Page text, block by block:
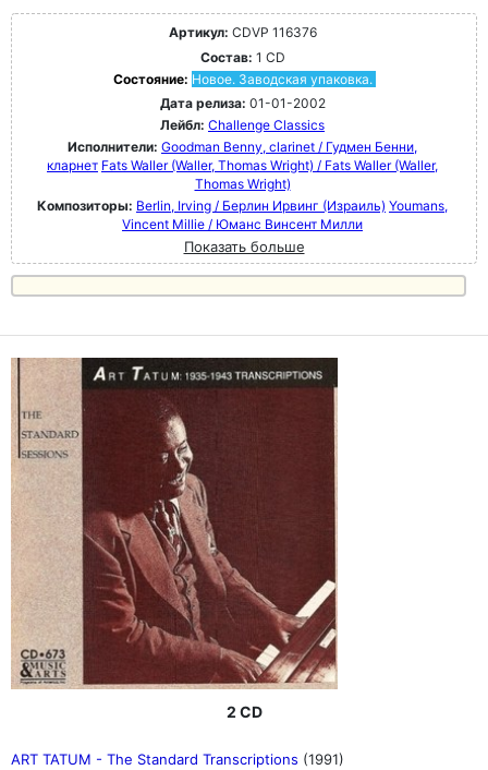
Артикул: CDVP 116376
Состав: 1 CD
Состояние: Новое. Заводская упаковка.
Дата релиза: 01-01-2002
Лейбл: Challenge Classics
Исполнители: Goodman Benny, clarinet / Гудмен Бенни,
кларнет Fats Waller (Waller, Thomas Wright) / Fats Waller (Waller,
Thomas Wright)
Композиторы: Berlin, Irving / Берлин Ирвинг (Израиль) Youmans,
Vincent Millie / Юманс Винсент Милли
Показать больше
2 CD
ART TATUM - The Standard Transcriptions (1991)